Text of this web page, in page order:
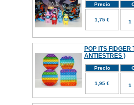
Precio
1,75 €
POP ITS FIDGER
ANTIESTRES )
Precio
1,95 €